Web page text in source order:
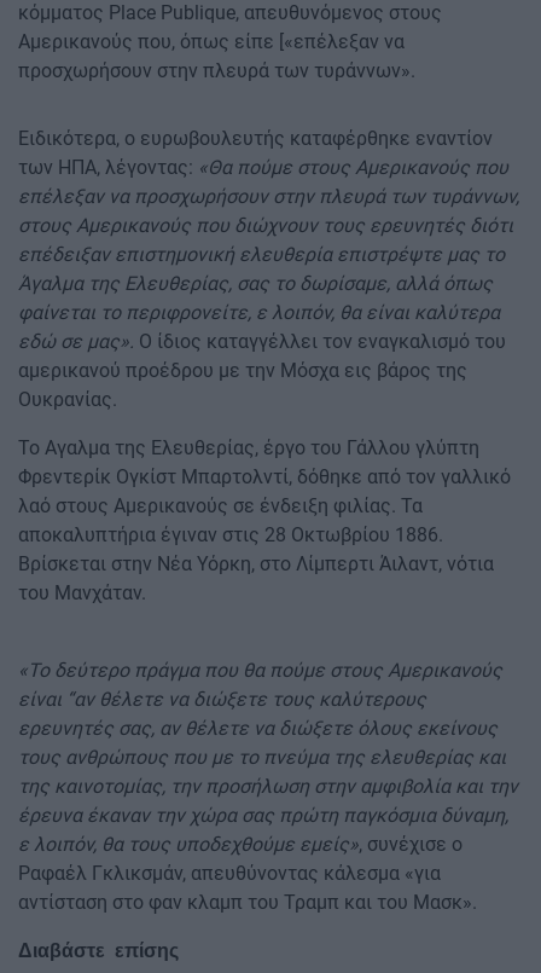
κόμματος Place Publique, απευθυνόμενος στους
Αμερικανούς που, όπως είπε [«επέλεξαν να
προσχωρήσουν στην πλευρά των τυράννων».
Ειδικότερα, ο ευρωβουλευτής καταφέρθηκε εναντίον
των ΗΠΑ, λέγοντας: «Θα πούμε στους Αμερικανούς που
επέλεξαν να προσχωρήσουν στην πλευρά των τυράννων,
στους Αμερικανούς που διώχνουν τους ερευνητές διότι
επέδειξαν επιστημονική ελευθερία επιστρέψτε μας το
Άγαλμα της Ελευθερίας, σας το δωρίσαμε, αλλά όπως
φαίνεται το περιφρονείτε, ε λοιπόν, θα είναι καλύτερα
εδώ σε μας». Ο ίδιος καταγγέλλει τον εναγκαλισμό του
αμερικανού προέδρου με την Μόσχα εις βάρος της
Ουκρανίας.
Το Αγαλμα της Ελευθερίας, έργο του Γάλλου γλύπτη
Φρεντερίκ Ογκίστ Μπαρτολντί, δόθηκε από τον γαλλικό
λαό στους Αμερικανούς σε ένδειξη φιλίας. Τα
αποκαλυπτήρια έγιναν στις 28 Οκτωβρίου 1886.
Βρίσκεται στην Νέα Υόρκη, στο Λίμπερτι Άιλαντ, νότια
του Μανχάταν.
«Το δεύτερο πράγμα που θα πούμε στους Αμερικανούς
είναι “αν θέλετε να διώξετε τους καλύτερους
ερευνητές σας, αν θέλετε να διώξετε όλους εκείνους
τους ανθρώπους που με το πνεύμα της ελευθερίας και
της καινοτομίας, την προσήλωση στην αμφιβολία και την
έρευνα έκαναν την χώρα σας πρώτη παγκόσμια δύναμη,
ε λοιπόν, θα τους υποδεχθούμε εμείς», συνέχισε ο
Ραφαέλ Γκλικσμάν, απευθύνοντας κάλεσμα «για
αντίσταση στο φαν κλαμπ του Τραμπ και του Μασκ».
Διαβάστε επίσης